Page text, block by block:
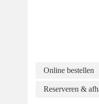
Online bestellen
Reserveren &